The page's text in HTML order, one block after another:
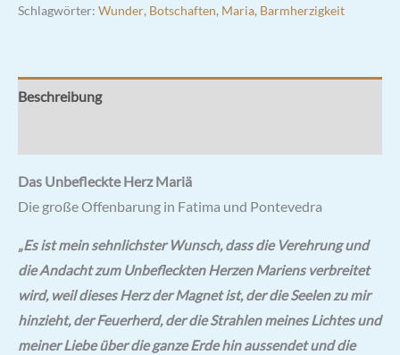
Schlagwörter: Wunder, Botschaften, Maria, Barmherzigkeit
Beschreibung
Das Unbefleckte Herz Mariä
Die große Offenbarung in Fatima und Pontevedra
„Es ist mein sehnlichster Wunsch, dass die Verehrung und
die Andacht zum Unbefleckten Herzen Mariens verbreitet
wird, weil dieses Herz der Magnet ist, der die Seelen zu mir
hinzieht, der Feuerherd, der die Strahlen meines Lichtes und
meiner Liebe über die ganze Erde hin aussendet und die